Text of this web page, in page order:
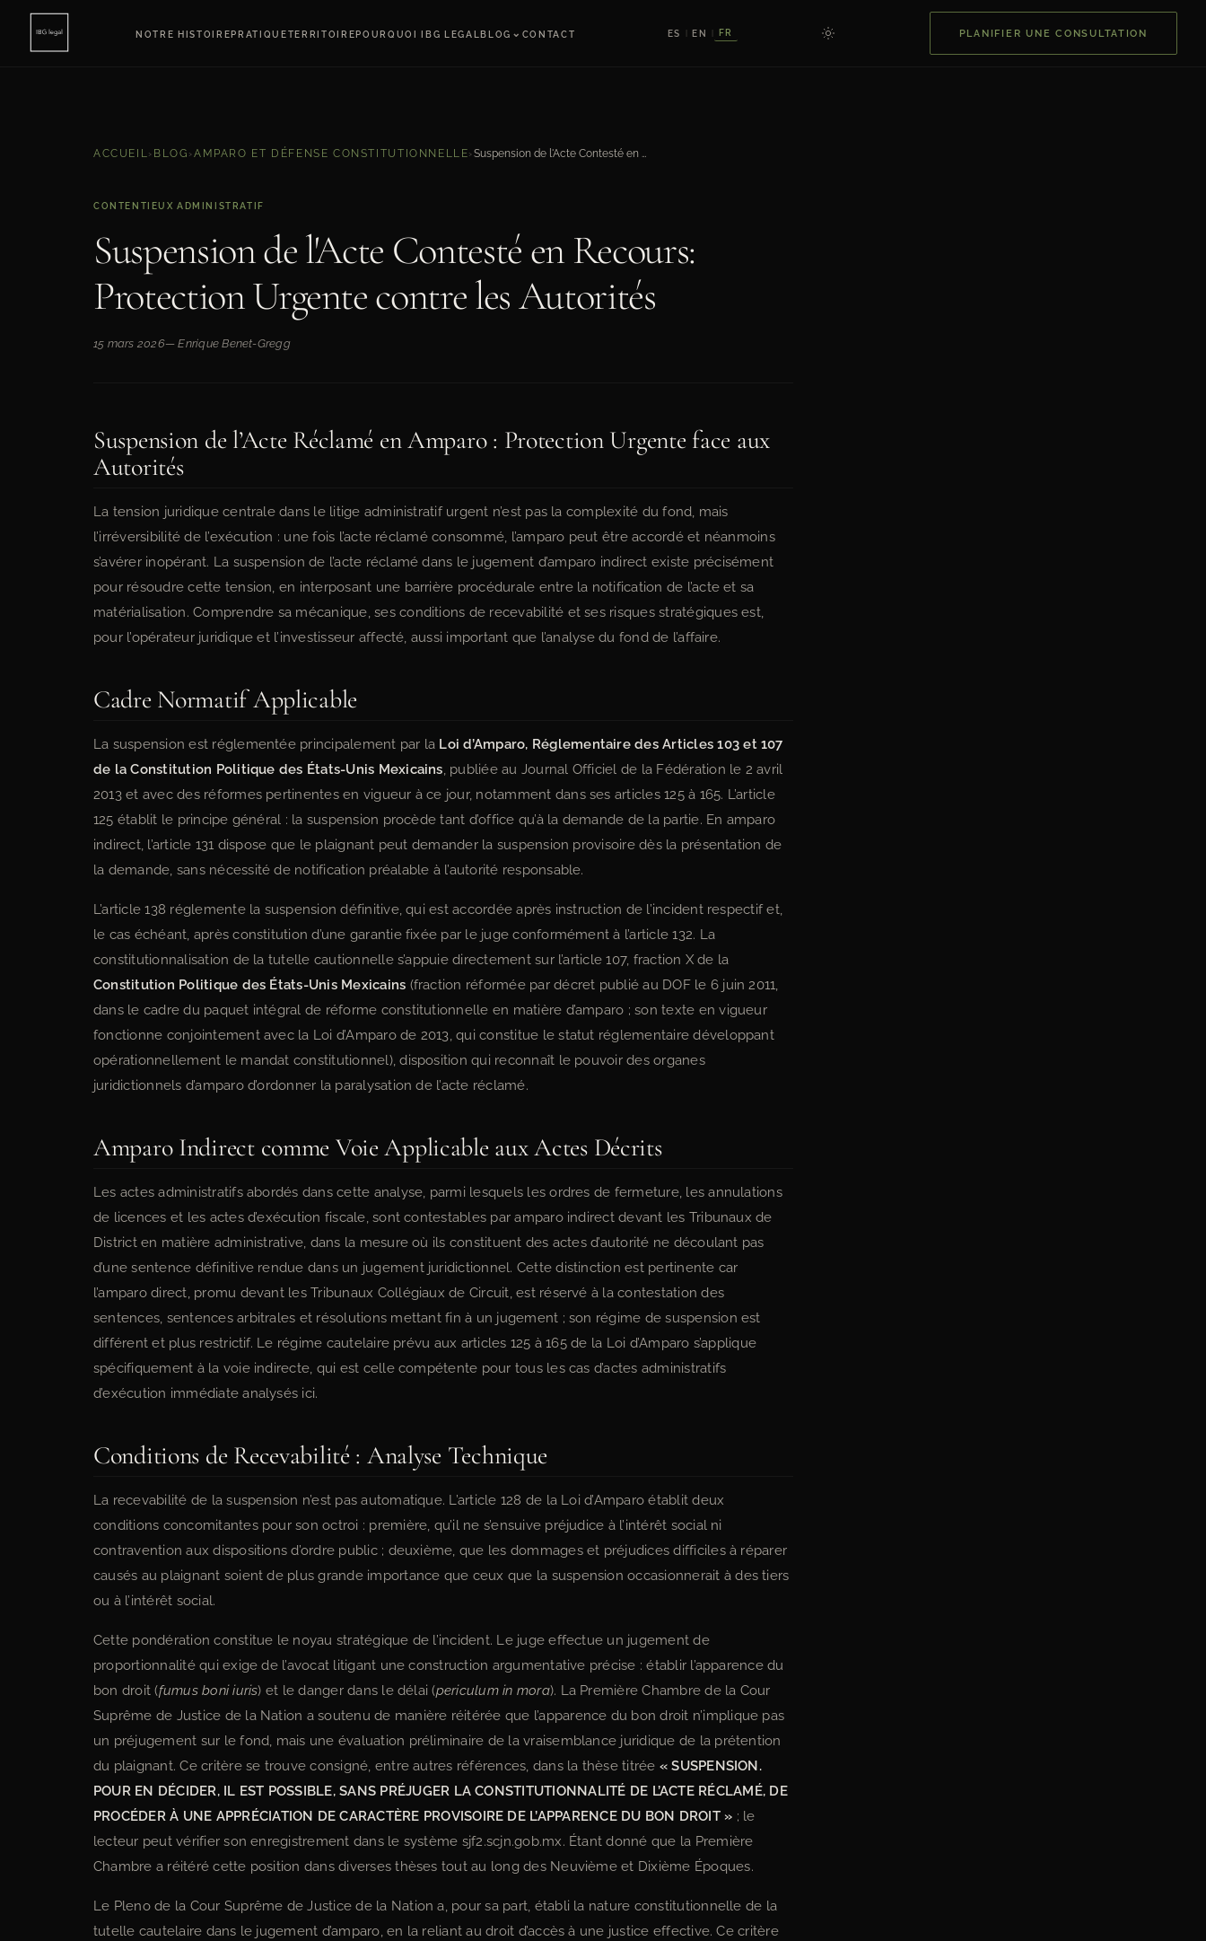
NOTRE HISTOIREPRATIQUETERRITOIREPOURQUOI IBG LEGALBLOG ⌄ CONTACT ES EN FR PLANIFIER UNE CONSULTATION
ACCUEIL › BLOG ›AMPARO ET DÉFENSE CONSTITUTIONNELLE› Suspension de l'Acte Contesté en Recours: Protection Urgente contre les Autorités
CONTENTIEUX ADMINISTRATIF
Suspension de l'Acte Contesté en Recours:
Protection Urgente contre les Autorités
15 mars 2026— Enrique Benet-Gregg
Suspension de l’Acte Réclamé en Amparo : Protection Urgente face aux
Autorités
La tension juridique centrale dans le litige administratif urgent n’est pas la complexité du fond, mais
l’irréversibilité de l’exécution : une fois l’acte réclamé consommé, l’amparo peut être accordé et néanmoins
s’avérer inopérant. La suspension de l’acte réclamé dans le jugement d’amparo indirect existe précisément
pour résoudre cette tension, en interposant une barrière procédurale entre la notification de l’acte et sa
matérialisation. Comprendre sa mécanique, ses conditions de recevabilité et ses risques stratégiques est,
pour l’opérateur juridique et l’investisseur affecté, aussi important que l’analyse du fond de l’affaire.
Cadre Normatif Applicable
La suspension est réglementée principalement par la Loi d’Amparo, Réglementaire des Articles 103 et 107
de la Constitution Politique des États-Unis Mexicains, publiée au Journal Officiel de la Fédération le 2 avril
2013 et avec des réformes pertinentes en vigueur à ce jour, notamment dans ses articles 125 à 165. L’article
125 établit le principe général : la suspension procède tant d’office qu’à la demande de la partie. En amparo
indirect, l’article 131 dispose que le plaignant peut demander la suspension provisoire dès la présentation de
la demande, sans nécessité de notification préalable à l’autorité responsable.
L’article 138 réglemente la suspension définitive, qui est accordée après instruction de l’incident respectif et,
le cas échéant, après constitution d’une garantie fixée par le juge conformément à l’article 132. La
constitutionnalisation de la tutelle cautionnelle s’appuie directement sur l’article 107, fraction X de la
Constitution Politique des États-Unis Mexicains (fraction réformée par décret publié au DOF le 6 juin 2011,
dans le cadre du paquet intégral de réforme constitutionnelle en matière d’amparo ; son texte en vigueur
fonctionne conjointement avec la Loi d’Amparo de 2013, qui constitue le statut réglementaire développant
opérationnellement le mandat constitutionnel), disposition qui reconnaît le pouvoir des organes
juridictionnels d’amparo d’ordonner la paralysation de l’acte réclamé.
Amparo Indirect comme Voie Applicable aux Actes Décrits
Les actes administratifs abordés dans cette analyse, parmi lesquels les ordres de fermeture, les annulations
de licences et les actes d’exécution fiscale, sont contestables par amparo indirect devant les Tribunaux de
District en matière administrative, dans la mesure où ils constituent des actes d’autorité ne découlant pas
d’une sentence définitive rendue dans un jugement juridictionnel. Cette distinction est pertinente car
l’amparo direct, promu devant les Tribunaux Collégiaux de Circuit, est réservé à la contestation des
sentences, sentences arbitrales et résolutions mettant fin à un jugement ; son régime de suspension est
différent et plus restrictif. Le régime cautelaire prévu aux articles 125 à 165 de la Loi d’Amparo s’applique
spécifiquement à la voie indirecte, qui est celle compétente pour tous les cas d’actes administratifs
d’exécution immédiate analysés ici.
Conditions de Recevabilité : Analyse Technique
La recevabilité de la suspension n’est pas automatique. L’article 128 de la Loi d’Amparo établit deux
conditions concomitantes pour son octroi : première, qu’il ne s’ensuive préjudice à l’intérêt social ni
contravention aux dispositions d’ordre public ; deuxième, que les dommages et préjudices difficiles à réparer
causés au plaignant soient de plus grande importance que ceux que la suspension occasionnerait à des tiers
ou à l’intérêt social.
Cette pondération constitue le noyau stratégique de l’incident. Le juge effectue un jugement de
proportionnalité qui exige de l’avocat litigant une construction argumentative précise : établir l’apparence du
bon droit (fumus boni iuris) et le danger dans le délai (periculum in mora). La Première Chambre de la Cour
Suprême de Justice de la Nation a soutenu de manière réitérée que l’apparence du bon droit n’implique pas
un préjugement sur le fond, mais une évaluation préliminaire de la vraisemblance juridique de la prétention
du plaignant. Ce critère se trouve consigné, entre autres références, dans la thèse titrée « SUSPENSION.
POUR EN DÉCIDER, IL EST POSSIBLE, SANS PRÉJUGER LA CONSTITUTIONNALITÉ DE L’ACTE RÉCLAMÉ, DE
PROCÉDER À UNE APPRÉCIATION DE CARACTÈRE PROVISOIRE DE L’APPARENCE DU BON DROIT » ; le
lecteur peut vérifier son enregistrement dans le système sjf2.scjn.gob.mx. Étant donné que la Première
Chambre a réitéré cette position dans diverses thèses tout au long des Neuvième et Dixième Époques.
Le Pleno de la Cour Suprême de Justice de la Nation a, pour sa part, établi la nature constitutionnelle de la
tutelle cautelaire dans le jugement d’amparo, en la reliant au droit d’accès à une justice effective. Ce critère